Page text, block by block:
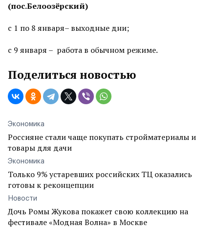
(пос.Белоозёрский)
с 1 по 8 января– выходные дни;
с 9 января – работа в обычном режиме.
Поделиться новостью
Экономика
Россияне стали чаще покупать стройматериалы и
товары для дачи
Экономика
Только 9% устаревших российских ТЦ оказались
готовы к реконцепции
Новости
Дочь Ромы Жукова покажет свою коллекцию на
фестивале «Модная Волна» в Москве